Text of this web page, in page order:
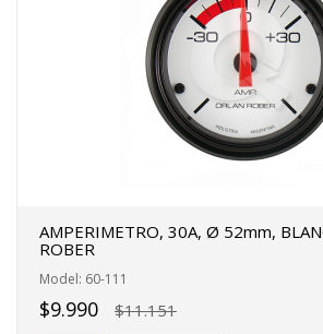
AMPERIMETRO, 30A, Ø 52mm,
ROBER
Model: 60-111
$9.990 $11.151